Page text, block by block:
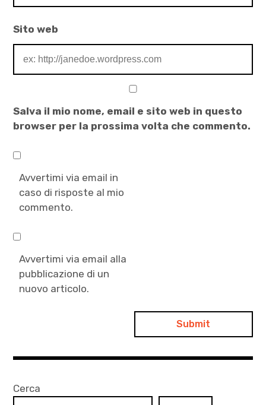
d'amore
Sito web
Salva il mio nome, email e sito web in questo
browser per la prossima volta che commento.
Avvertimi via email in
caso di risposte al mio
commento.
Avvertimi via email alla
pubblicazione di un
nuovo articolo.
Cerca